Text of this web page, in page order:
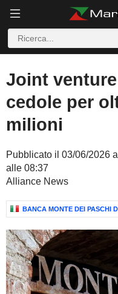
Joint
cedole per
milioni
Pubblicato il 03/06/2026
alle 08:37
Alliance News
BANCA MONTE DEI PASCHI